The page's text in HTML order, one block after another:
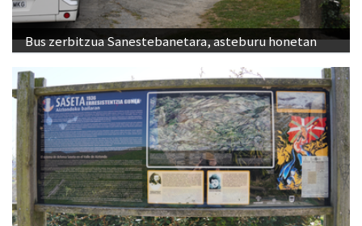
Bus zerbitzua Sanestebanetara, asteburu honetan